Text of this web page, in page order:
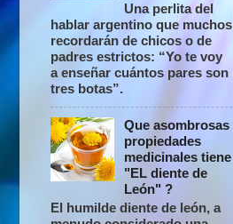
Una perlita del
hablar argentino que muchos
recordarán de chicos o de
padres estrictos: “Yo te voy
a enseñar cuántos pares son
tres botas”.
Que asombrosas
propiedades
medicinales tiene
"EL diente de
León" ?
El humilde diente de león, a